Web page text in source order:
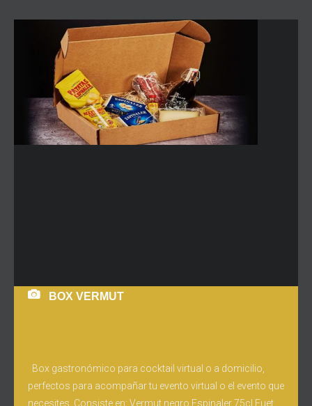
BOX VERMUT
Box gastronómico para cocktail virtual o a domicilio,
perfectos para acompañar tu evento virtual o el evento que
necesites. Consiste en: Vermut negro Espinaler 75cl Fuet